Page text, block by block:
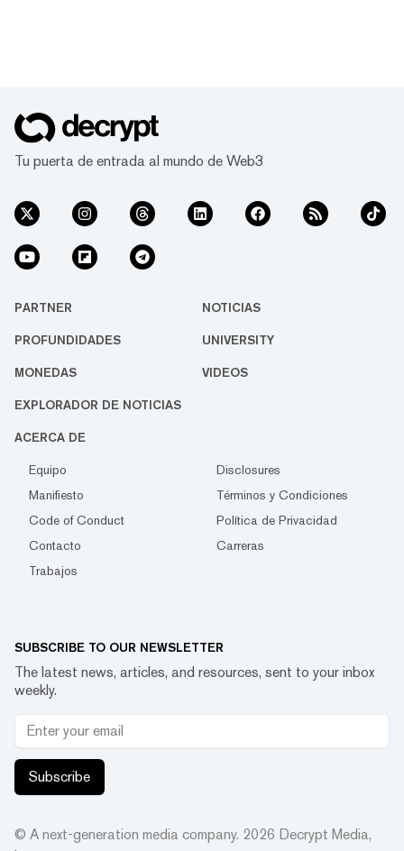
Tu puerta de entrada al mundo de Web3
PARTNER NOTICIAS
PROFUNDIDADES UNIVERSITY
MONEDAS VIDEOS
EXPLORADOR DE NOTICIAS
ACERCA DE
Equipo
Disclosures
Manifiesto
Términos y Condiciones
Code of Conduct
Política de Privacidad
Contacto
Carreras
Trabajos
SUBSCRIBE TO OUR NEWSLETTER
The latest news, articles, and resources, sent to your inbox
weekly.
Subscribe
© A next-generation media company. 2026 Decrypt Media,